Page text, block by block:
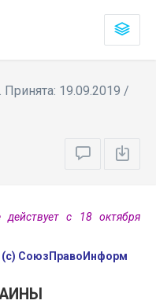
19.09.2019 /
действует с 18 октября
(с) СоюзПравоИнформ